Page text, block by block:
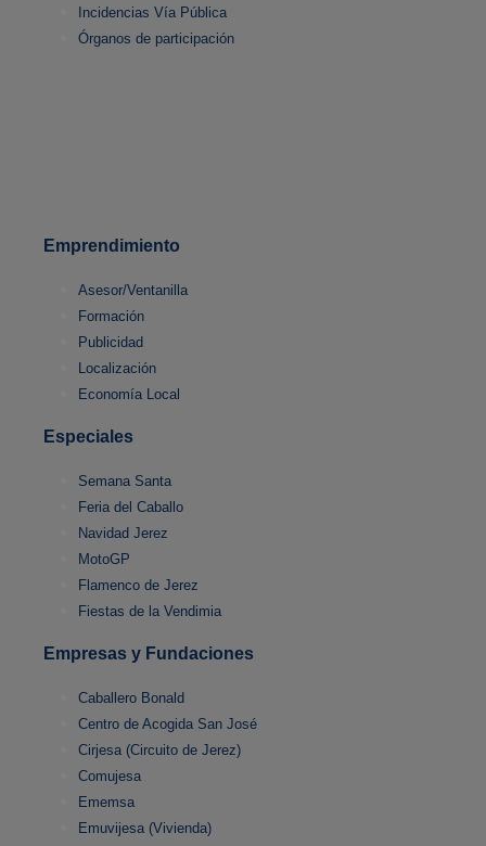
Incidencias Vía Pública
Órganos de participación
Emprendimiento
Asesor/Ventanilla
Formación
Publicidad
Localización
Economía Local
Especiales
Semana Santa
Feria del Caballo
Navidad Jerez
MotoGP
Flamenco de Jerez
Fiestas de la Vendimia
Empresas y Fundaciones
Caballero Bonald
Centro de Acogida San José
Cirjesa (Circuito de Jerez)
Comujesa
Ememsa
Emuvijesa (Vivienda)